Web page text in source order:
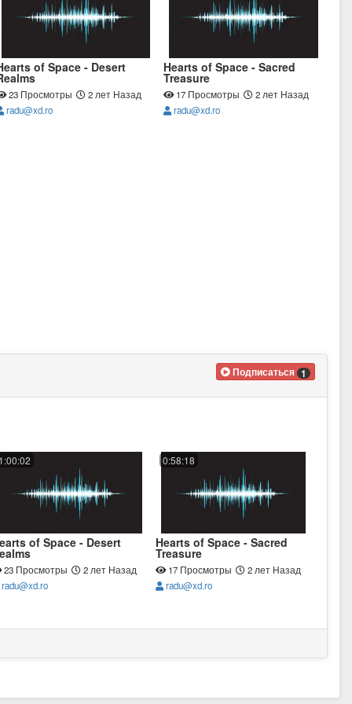
of Space - Desert
23 Просмотры
2 лет Назад
radu@xd.ro
Hearts of Space - Sacred
Treasure
17 Просмотры
2 лет Назад
radu@xd.ro
Подписаться 1
1:00:02
of Space - Desert
23 Просмотры
2 лет Назад
radu@xd.ro
0:58:18
Hearts of Space - Sacred
Treasure
17 Просмотры
2 лет Назад
radu@xd.ro